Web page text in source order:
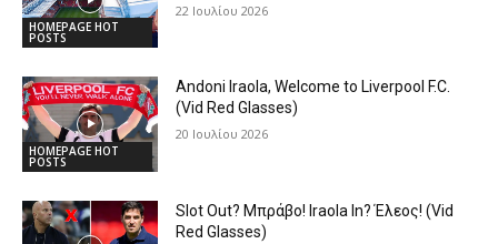
HOMEPAGE HOT
POSTS
22 Ιουλίου 2026
HOMEPAGE HOT
POSTS
Andoni Iraola, Welcome to Liverpool F.C.
(Vid Red Glasses)
20 Ιουλίου 2026
Slot Out? Μπράβο! Iraola In? Έλεος! (Vid
Red Glasses)